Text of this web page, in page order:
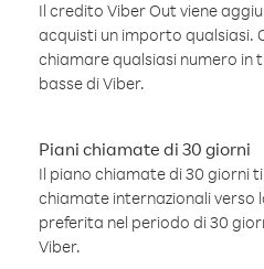
Il credito Viber Out viene
acquisti un importo qualsiasi.
chiamare qualsiasi numero in
basse di Viber.
Piani chiamate di 30 giorni
Il piano chiamate di 30 giorni
chiamate internazionali verso
preferita nel periodo di 30
Viber.